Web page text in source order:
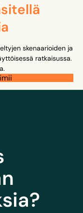
skenaarioiden ja
ratkaisussa.